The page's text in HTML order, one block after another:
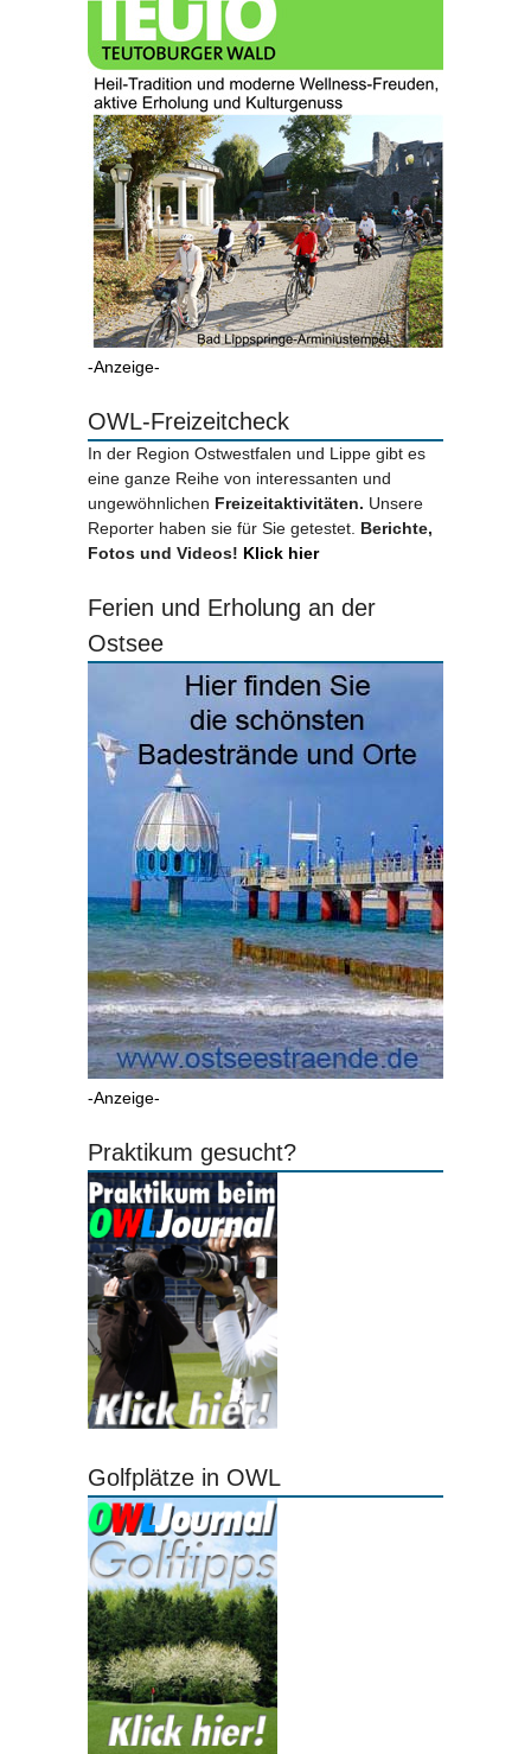
-Anzeige-
OWL-Freizeitcheck
In der Region Ostwestfalen und Lippe gibt es
eine ganze Reihe von interessanten und
ungewöhnlichen Freizeitaktivitäten. Unsere
Reporter haben sie für Sie getestet. Berichte,
Fotos und Videos! Klick hier
Ferien und Erholung an der
Ostsee
-Anzeige-
Praktikum gesucht?
Golfplätze in OWL